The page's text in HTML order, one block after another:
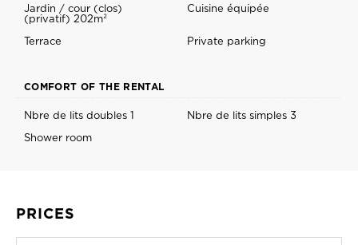
Jardin / cour (clos)
(privatif) 202m²
Cuisine équipée
Terrace Private parking
COMFORT OF THE RENTAL
Nbre de lits doubles 1
Nbre de lits simples 3
Shower room
PRICES